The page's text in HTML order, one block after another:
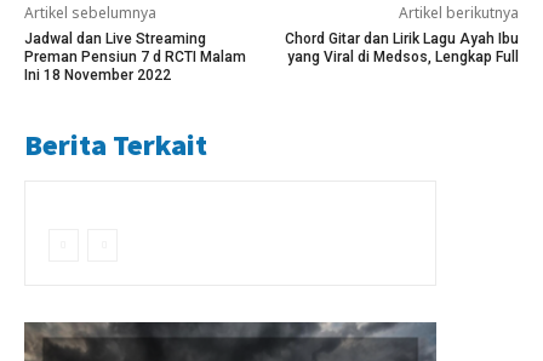
Artikel sebelumnya
Jadwal dan Live Streaming
Preman Pensiun 7 d RCTI Malam
Ini 18 November 2022
Artikel berikutnya
Chord Gitar dan Lirik Lagu Ayah Ibu
yang Viral di Medsos, Lengkap Full
Berita Terkait